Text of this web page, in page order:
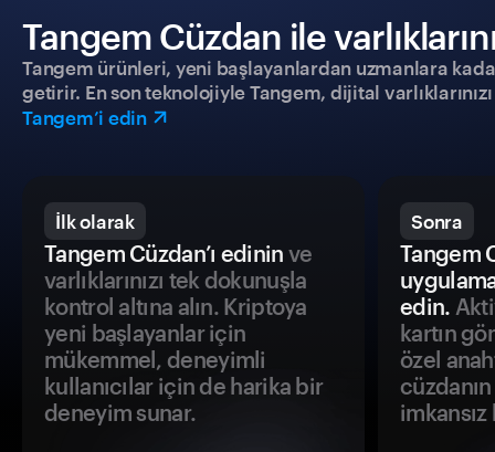
Tangem Cüzdan ile
Tangem ürünleri, yeni başlayanlardan uzmanlara
getirir. En son teknolojiyle Tangem, dijital
Tangem’i edin
İlk olarak
Tangem Cüzdan’ı edinin ve
varlıklarınızı tek dokunuşla
kontrol altına alın. Kriptoya
yeni başlayanlar için
mükemmel, deneyimli
kullanıcılar için de harika bir
deneyim sunar.
Sonra
Tangem
edin.
kartın
özel